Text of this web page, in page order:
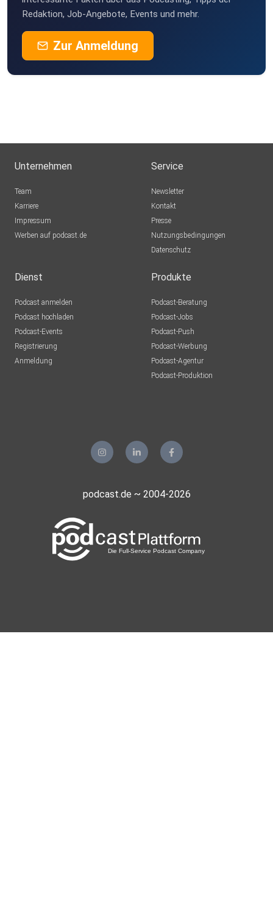
Redaktion, Job-Angebote, Events und mehr.
Zur Anmeldung
Unternehmen
Team
Karriere
Impressum
Werben auf podcast.de
Service
Newsletter
Kontakt
Presse
Nutzungsbedingungen
Datenschutz
Dienst
Podcast anmelden
Podcast hochladen
Podcast-Events
Registrierung
Anmeldung
Produkte
Podcast-Beratung
Podcast-Jobs
Podcast-Push
Podcast-Werbung
Podcast-Agentur
Podcast-Produktion
podcast.de ~ 2004-2026